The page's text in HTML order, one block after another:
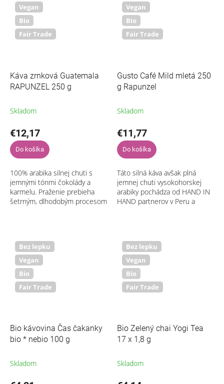
Vegan
Bio
Fair Trade
Káva zrnková Guatemala
RAPUNZEL 250 g
Skladom
€12,17
Do košíka
100% arabika silnej chuti s
jemnými tónmi čokolády a
karmelu. Praženie prebieha
šetrným, dlhodobým procesom
Vegan
Bio
Fair Trade
Gusto Café Mild mletá 250
g Rapunzel
Skladom
€11,77
Do košíka
Táto silná káva avšak plná
jemnej chuti vysokohorskej
arabiky pochádza od HAND IN
HAND partnerov v Peru a
Bez lepku
Vegan
Bio
Fair Trade
Bio kávovina Čas čakanky
bio * nebio 100 g
Skladom
Bez lepku
Vegan
Bio
Fair Trade
Bio Zelený chai Yogi Tea
17 x 1,8 g
Skladom